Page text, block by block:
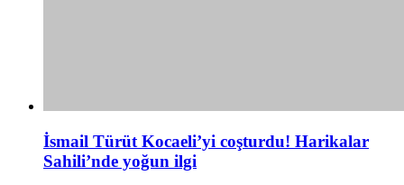
İsmail Türüt Kocaeli’yi coşturdu! Harikalar
Sahili’nde yoğun ilgi